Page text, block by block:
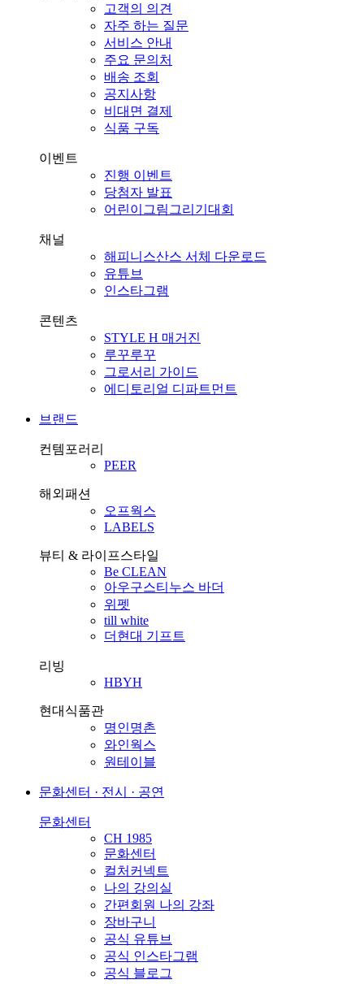
고객의 의견
자주 하는 질문
서비스 안내
주요 문의처
배송 조회
공지사항
비대면 결제
식품 구독
이벤트
진행 이벤트
당첨자 발표
어린이그림그리기대회
채널
해피니스산스 서체 다운로드
유튜브
인스타그램
콘텐츠
STYLE H 매거진
루꾸루꾸
그로서리 가이드
에디토리얼 디파트먼트
브랜드
컨템포러리
PEER
해외패션
오프웍스
LABELS
뷰티 & 라이프스타일
Be CLEAN
아우구스티누스 바더
위펫
till white
더현대 기프트
리빙
HBYH
현대식품관
명인명촌
와인웍스
원테이블
문화센터 · 전시 · 공연
문화센터
CH 1985
문화센터
컬처커넥트
나의 강의실
간편회원 나의 강좌
장바구니
공식 유튜브
공식 인스타그램
공식 블로그